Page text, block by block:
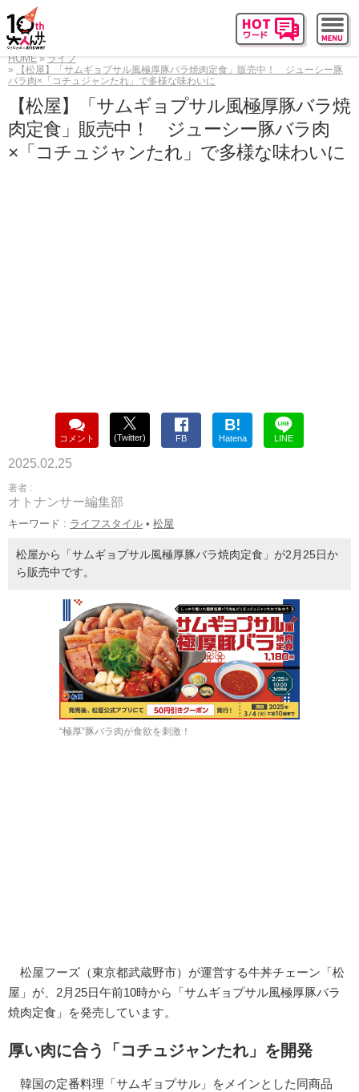
HOME
ライフ
【松屋】「サムギョプサル風極厚豚バラ焼肉定食」販売中！ ジューシー豚
バラ肉×「コチュジャンたれ」で多様な味わいに
【松屋】「サムギョプサル風極厚豚バラ焼
肉定食」販売中！ ジューシー豚バラ肉
×「コチュジャンたれ」で多様な味わいに
コメント (Twitter) FB
B!
Hatena LINE
2025.02.25
著者 :
オトナンサー編集部
キーワード : ライフスタイル • 松屋
松屋から「サムギョプサル風極厚豚バラ焼肉定食」が2月25日か
ら販売中です。
“極厚”豚バラ肉が食欲を刺激！
松屋フーズ（東京都武蔵野市）が運営する牛丼チェーン「松
屋」が、2月25日午前10時から「サムギョプサル風極厚豚バラ
焼肉定食」を発売しています。
厚い肉に合う「コチュジャンたれ」を開発
韓国の定番料理「サムギョプサル」をメインとした同商品